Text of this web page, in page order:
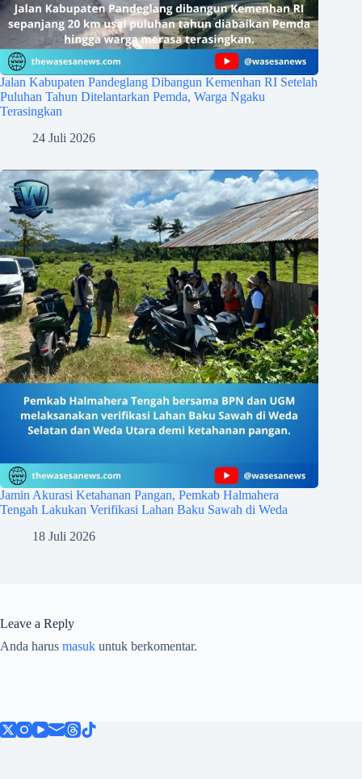
Jalan Kabupaten Pandeglang Dibangun Kemenhan RI Setelah
Puluhan Tahun Ditelantarkan Pemda, Warga Ngaku
Terasingkan
24 Juli 2026
Jamin Akurasi Ketahanan Pangan, Pemkab Halmahera
Tengah Lakukan Verifikasi Lahan Baku Sawah di Weda
18 Juli 2026
Leave a Reply
Anda harus masuk untuk berkomentar.